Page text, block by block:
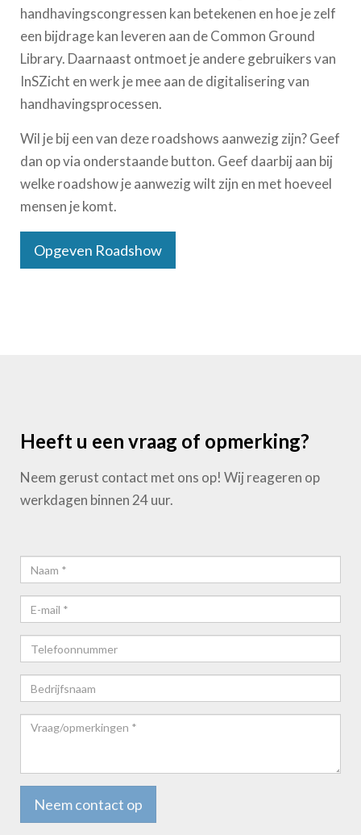
handhavingscongressen kan betekenen en hoe je zelf
een bijdrage kan leveren aan de Common Ground
Library. Daarnaast ontmoet je andere gebruikers van
InSZicht en werk je mee aan de digitalisering van
handhavingsprocessen.
Wil je bij een van deze roadshows aanwezig zijn? Geef
dan op via onderstaande button. Geef daarbij aan bij
welke roadshow je aanwezig wilt zijn en met hoeveel
mensen je komt.
Opgeven Roadshow
Heeft u een vraag of opmerking?
Neem gerust contact met ons op! Wij reageren op
werkdagen binnen 24 uur.
Naam*
E-
mail*
Telefoonnummer
Bedrijfsnaam
Vraag/opmerkingen
Neem contact op